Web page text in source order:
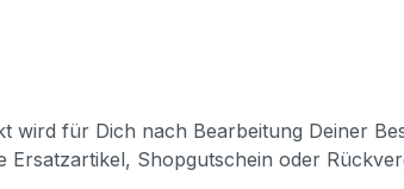
wird für Dich nach Bearbeitung Deiner
Ersatzartikel, Shopgutschein oder